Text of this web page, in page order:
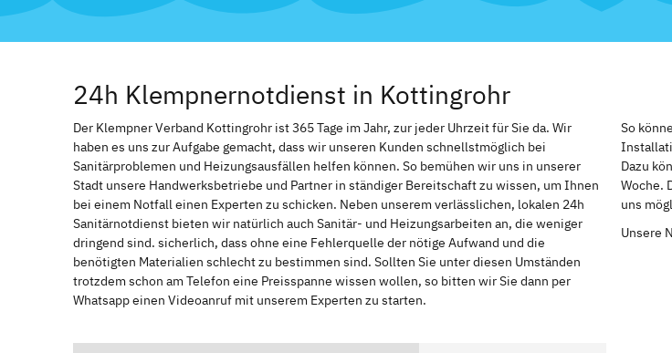
24h Klempnernotdienst in Kottingrohr
Der Klempner Verband Kottingrohr ist 365 Tage im Jahr, zur jeder Uhrzeit für Sie da. Wir
haben es uns zur Aufgabe gemacht, dass wir unseren Kunden schnellstmöglich bei
Sanitärproblemen und Heizungsausfällen helfen können. So bemühen wir uns in unserer
Stadt unsere Handwerksbetriebe und Partner in ständiger Bereitschaft zu wissen, um Ihnen
bei einem Notfall einen Experten zu schicken. Neben unserem verlässlichen, lokalen 24h
Sanitärnotdienst bieten wir natürlich auch Sanitär- und Heizungsarbeiten an, die weniger
dringend sind. sicherlich, dass ohne eine Fehlerquelle der nötige Aufwand und die
benötigten Materialien schlecht zu bestimmen sind. Sollten Sie unter diesen Umständen
trotzdem schon am Telefon eine Preisspanne wissen wollen, so bitten wir Sie dann per
Whatsapp einen Videoanruf mit unserem Experten zu starten.
So
Dazu
Woche.
uns
Unsere